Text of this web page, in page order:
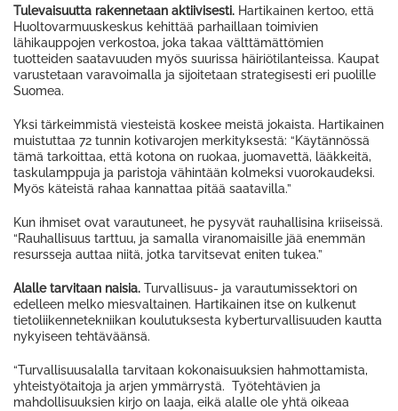
Tulevaisuutta rakennetaan aktiivisesti. Hartikainen kertoo, että
Huoltovarmuuskeskus kehittää parhaillaan toimivien
lähikauppojen verkostoa, joka takaa välttämättömien
tuotteiden saatavuuden myös suurissa häiriötilanteissa. Kaupat
varustetaan varavoimalla ja sijoitetaan strategisesti eri puolille
Suomea.
Yksi tärkeimmistä viesteistä koskee meistä jokaista. Hartikainen
muistuttaa 72 tunnin kotivarojen merkityksestä: “Käytännössä
tämä tarkoittaa, että kotona on ruokaa, juomavettä, lääkkeitä,
taskulamppuja ja paristoja vähintään kolmeksi vuorokaudeksi.
Myös käteistä rahaa kannattaa pitää saatavilla.”
Kun ihmiset ovat varautuneet, he pysyvät rauhallisina kriiseissä.
“Rauhallisuus tarttuu, ja samalla viranomaisille jää enemmän
resursseja auttaa niitä, jotka tarvitsevat eniten tukea.”
Alalle tarvitaan naisia. Turvallisuus- ja varautumissektori on
edelleen melko miesvaltainen. Hartikainen itse on kulkenut
tietoliikennetekniikan koulutuksesta kyberturvallisuuden kautta
nykyiseen tehtäväänsä.
“Turvallisuusalalla tarvitaan kokonaisuuksien hahmottamista,
yhteistyötaitoja ja arjen ymmärrystä. Työtehtävien ja
mahdollisuuksien kirjo on laaja, eikä alalle ole yhtä oikeaa